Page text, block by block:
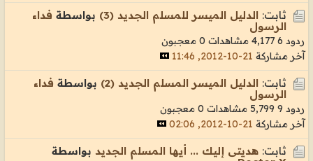
ثابت: الدليل الميسر للمسلم الجديد (3) بواسطة فداء
الرسول
ردود 6 4,177 مشاهدات
0 معجبون
آخر مشاركة 21-10-2012, 11:46
ثابت: الدليل الميسر المسلم الجديد (2) بواسطة فداء
الرسول
ردود 9 5,799 مشاهدات
0 معجبون
آخر مشاركة 21-10-2012, 02:06
ثابت: هديتى إليك ... أيها المسلم الجديد بواسطة